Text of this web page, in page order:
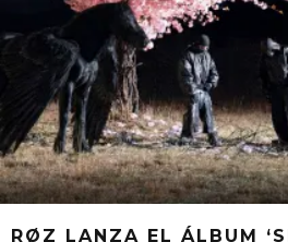
RØZ LANZA EL ÁLBUM